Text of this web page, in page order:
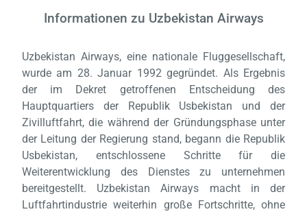
Informationen zu Uzbekistan Airways
Uzbekistan Airways, eine nationale Fluggesellschaft,
wurde am 28. Januar 1992 gegründet. Als Ergebnis
der im Dekret getroffenen Entscheidung des
Hauptquartiers der Republik Usbekistan und der
Zivilluftfahrt, die während der Gründungsphase unter
der Leitung der Regierung stand, begann die Republik
Usbekistan, entschlossene Schritte für die
Weiterentwicklung des Dienstes zu unternehmen
bereitgestellt. Uzbekistan Airways macht in der
Luftfahrtindustrie weiterhin große Fortschritte, ohne